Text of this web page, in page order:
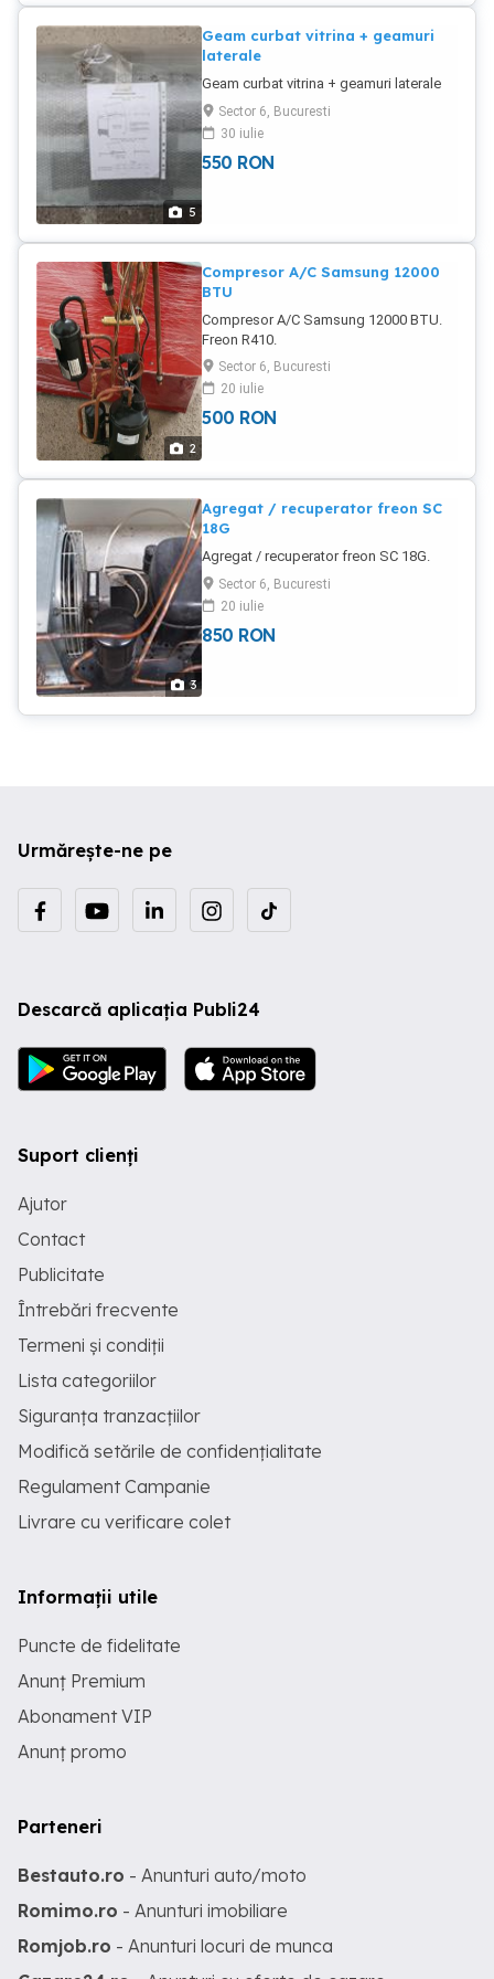
[W] Cooling capacity * COP* [ - ]
COP/EER * P [kW] Power input m [kg/h]
Mass flow I [A] Current Op. Operating
mode Qc [W] Condenser Capacity th [ C]
Discharge gas temp. w/o cooling.
PRETUL NU INCLUDE TVA.
5
Geam curbat vitrina + geamuri
laterale
Geam curbat vitrina + geamuri laterale
Sector 6, Bucuresti
30 iulie
550 RON
2
Compresor A/C Samsung 12000
BTU
Compresor A/C Samsung 12000 BTU.
Freon R410.
Sector 6, Bucuresti
20 iulie
500 RON
3
Agregat / recuperator freon SC
18G
Agregat / recuperator freon SC 18G.
Sector 6, Bucuresti
20 iulie
850 RON
Urmărește-ne pe
Descarcă aplicația Publi24
Suport clienți
Ajutor
Contact
Publicitate
Întrebări frecvente
Termeni și condiții
Lista categoriilor
Siguranța tranzacțiilor
Modifică setările de confidențialitate
Regulament Campanie
Livrare cu verificare colet
Informații utile
Puncte de fidelitate
Anunț Premium
Abonament VIP
Anunț promo
Parteneri
Bestauto.ro - Anunturi auto/moto
Romimo.ro - Anunturi imobiliare
Romjob.ro - Anunturi locuri de munca